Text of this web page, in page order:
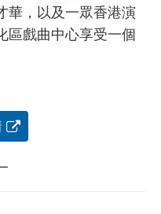
華，以及一眾香港演
區戲曲中心享受一個